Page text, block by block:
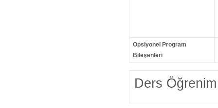
Opsiyonel Program
Bileşenleri
Ders Öğrenim